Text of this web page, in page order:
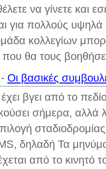
να γίνετε και
για πολλούς υψηλά
κολλεγίων
που θα τους
Οι βασικές
βγει από το
σήμερα, αλλά
δηλαδή Τα
από το κινητό